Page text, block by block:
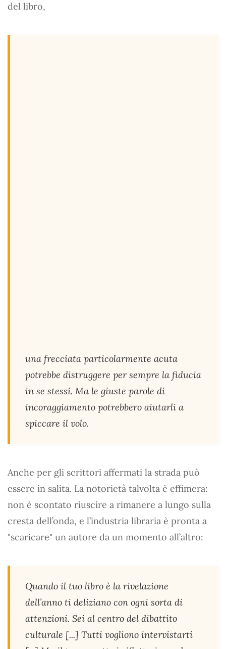
del libro,
una frecciata particolarmente acuta
potrebbe distruggere per sempre la fiducia
in se stessi. Ma le giuste parole di
incoraggiamento potrebbero aiutarli a
spiccare il volo.
Anche per gli scrittori affermati la strada può
essere in salita. La notorietà talvolta è effimera:
non è scontato riuscire a rimanere a lungo sulla
cresta dell’onda, e l’industria libraria è pronta a
"scaricare" un autore da un momento all’altro:
Quando il tuo libro è la rivelazione
dell’anno ti deliziano con ogni sorta di
attenzioni. Sei al centro del dibattito
culturale [...] Tutti vogliono intervistarti